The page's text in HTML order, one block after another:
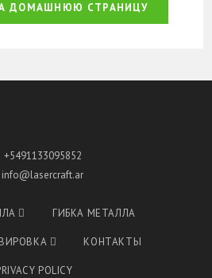
ДОМАШНЮЮ СТРАНИЦУ
+5491133095852
info@lasercraft.ar
ГИБКА МЕТАЛЛА
КОНТАКТЫ
POLICY